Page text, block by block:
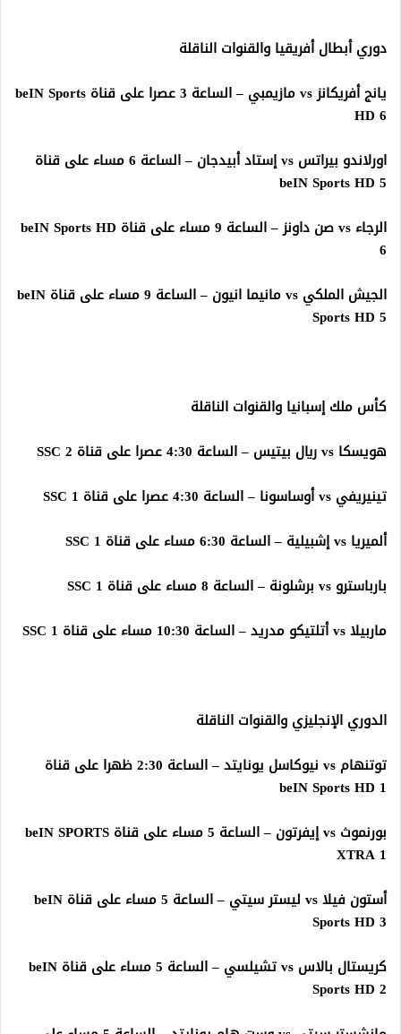
دوري أبطال أفريقيا والقنوات الناقلة
يانج أفريكانز vs مازيمبي – الساعة 3 عصرا على قناة beIN Sports
HD 6
اورلاندو بيراتس vs إستاد أبيدجان – الساعة 6 مساء على قناة
beIN Sports HD 5
الرجاء vs صن داونز – الساعة 9 مساء على قناة beIN Sports HD
6
الجيش الملكي vs مانيما انيون – الساعة 9 مساء على قناة beIN
Sports HD 5
كأس ملك إسبانيا والقنوات الناقلة
هويسكا vs ريال بيتيس – الساعة 4:30 عصرا على قناة SSC 2
تينيريفي vs أوساسونا – الساعة 4:30 عصرا على قناة SSC 1
ألميريا vs إشبيلية – الساعة 6:30 مساء على قناة SSC 1
بارباسترو vs برشلونة – الساعة 8 مساء على قناة SSC 1
ماربيلا vs أتلتيكو مدريد – الساعة 10:30 مساء على قناة SSC 1
الدوري الإنجليزي والقنوات الناقلة
توتنهام vs نيوكاسل يونايتد – الساعة 2:30 ظهرا على قناة
beIN Sports HD 1
بورنموث vs إيفرتون – الساعة 5 مساء على قناة beIN SPORTS
XTRA 1
أستون فيلا vs ليستر سيتي – الساعة 5 مساء على قناة beIN
Sports HD 3
كريستال بالاس vs تشيلسي – الساعة 5 مساء على قناة beIN
Sports HD 2